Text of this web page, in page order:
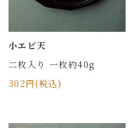
小エビ天
二枚入り 一枚約40g
302円(税込)